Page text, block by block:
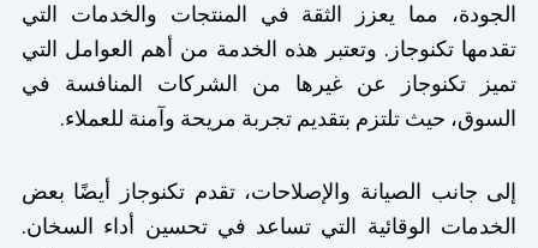
الجودة، مما يعزز الثقة في المنتجات والخدمات التي
تقدمها تكنوجاز. وتعتبر هذه الخدمة من أهم العوامل التي
تميز تكنوجاز عن غيرها من الشركات المنافسة في
السوق، حيث تلتزم بتقديم تجربة مريحة وآمنة للعملاء.
إلى جانب الصيانة والإصلاحات، تقدم تكنوجاز أيضًا بعض
الخدمات الوقائية التي تساعد في تحسين أداء السخان.